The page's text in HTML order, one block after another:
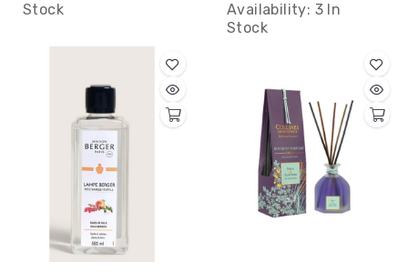
Stock Availability: 3 In
Stock